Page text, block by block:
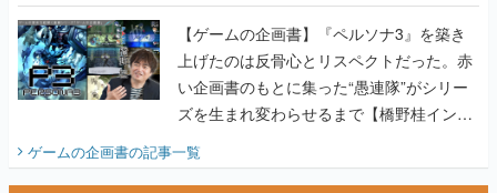
画書】
【ゲームの企画書】『ペルソナ3』を築き
上げたのは反骨心とリスペクトだった。赤
い企画書のもとに集った“愚連隊”がシリー
ズを生まれ変わらせるまで【橋野桂インタ
ゲームの企画書の記事一覧